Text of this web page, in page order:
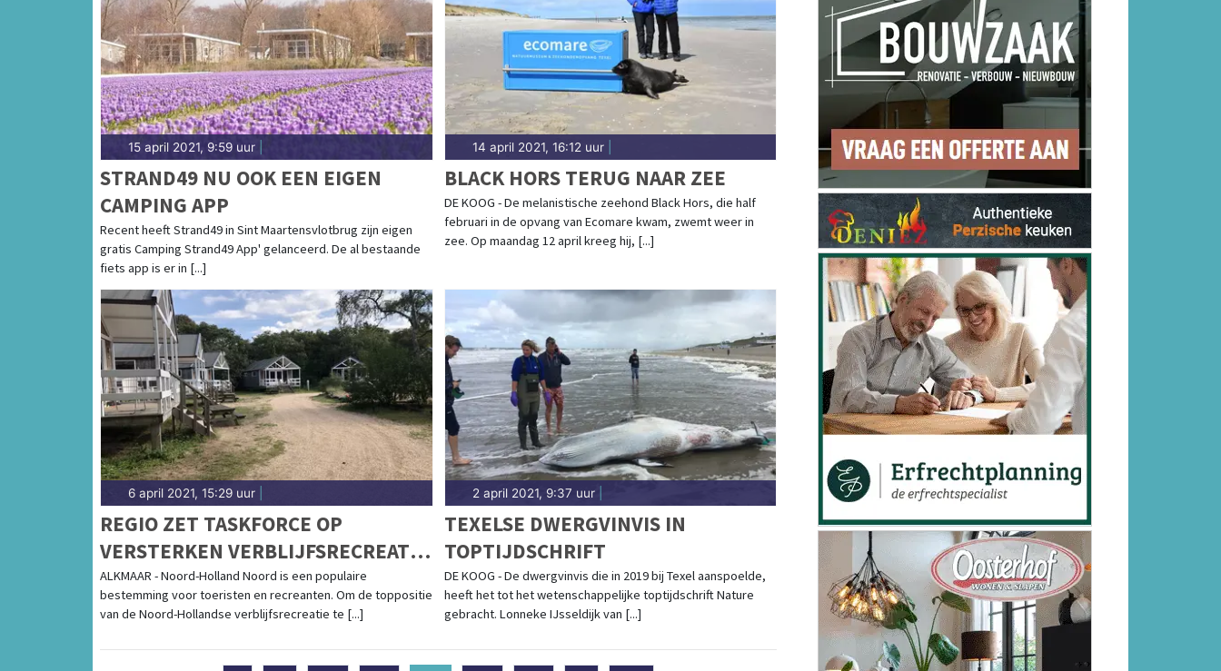
15 april 2021, 9:59 uur
STRAND49 NU OOK EEN EIGEN
CAMPING APP
Recent heeft Strand49 in Sint Maartensvlotbrug zijn eigen
gratis Camping Strand49 App' gelanceerd. De al bestaande
fiets app is er in [...]
14 april 2021, 16:12 uur|
BLACK HORS TERUG NAAR ZEE
DE KOOG - De melanistische zeehond Black Hors, die half
februari in de opvang van Ecomare kwam, zwemt weer in
zee. Op maandag 12 april kreeg hij, [...]
6 april 2021, 15:29 uur
REGIO ZET TASKFORCE OP
VERSTERKEN VERBLIJFSRECREATIE
NOORD-HOLLAND NOORD
ALKMAAR - Noord-Holland Noord is een populaire
bestemming voor toeristen en recreanten. Om de toppositie
van de Noord-Hollandse verblijfsrecreatie te [...]
2 april 2021, 9:37 uur|
TEXELSE DWERGVINVIS IN
TOPTIJDSCHRIFT
DE KOOG - De dwergvinvis die in 2019 bij Texel aanspoelde,
heeft het tot het wetenschappelijke toptijdschrift Nature
gebracht. Lonneke IJsseldijk van [...]